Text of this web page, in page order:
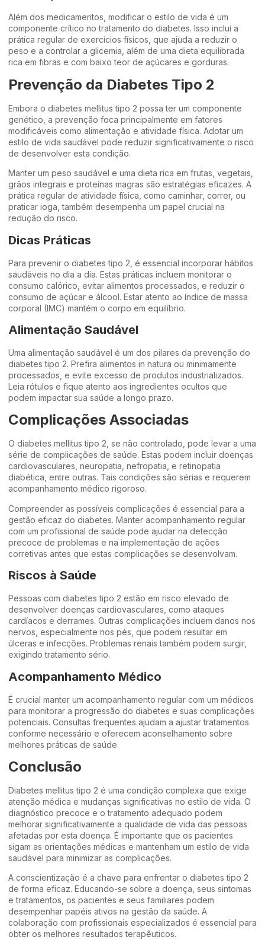
Além dos medicamentos, modificar o estilo de vida é um
componente crítico no tratamento do diabetes. Isso inclui a
prática regular de exercícios físicos, que ajuda a reduzir o
peso e a controlar a glicemia, além de uma dieta equilibrada
rica em fibras e com baixo teor de açúcares e gorduras.
Prevenção da Diabetes Tipo 2
Embora o diabetes mellitus tipo 2 possa ter um componente
genético, a prevenção foca principalmente em fatores
modificáveis como alimentação e atividade física. Adotar um
estilo de vida saudável pode reduzir significativamente o risco
de desenvolver esta condição.
Manter um peso saudável e uma dieta rica em frutas, vegetais,
grãos integrais e proteínas magras são estratégias eficazes. A
prática regular de atividade física, como caminhar, correr, ou
praticar ioga, também desempenha um papel crucial na
redução do risco.
Dicas Práticas
Para prevenir o diabetes tipo 2, é essencial incorporar hábitos
saudáveis no dia a dia. Estas práticas incluem monitorar o
consumo calórico, evitar alimentos processados, e reduzir o
consumo de açúcar e álcool. Estar atento ao índice de massa
corporal (IMC) mantém o corpo em equilíbrio.
Alimentação Saudável
Uma alimentação saudável é um dos pilares da prevenção do
diabetes tipo 2. Prefira alimentos in natura ou minimamente
processados, e evite excesso de produtos industrializados.
Leia rótulos e fique atento aos ingredientes ocultos que
podem impactar sua saúde a longo prazo.
Complicações Associadas
O diabetes mellitus tipo 2, se não controlado, pode levar a uma
série de complicações de saúde. Estas podem incluir doenças
cardiovasculares, neuropatia, nefropatia, e retinopatia
diabética, entre outras. Tais condições são sérias e requerem
acompanhamento médico rigoroso.
Compreender as possíveis complicações é essencial para a
gestão eficaz do diabetes. Manter acompanhamento regular
com um profissional de saúde pode ajudar na detecção
precoce de problemas e na implementação de ações
corretivas antes que estas complicações se desenvolvam.
Riscos à Saúde
Pessoas com diabetes tipo 2 estão em risco elevado de
desenvolver doenças cardiovasculares, como ataques
cardíacos e derrames. Outras complicações incluem danos nos
nervos, especialmente nos pés, que podem resultar em
úlceras e infecções. Problemas renais também podem surgir,
exigindo tratamento sério.
Acompanhamento Médico
É crucial manter um acompanhamento regular com um médicos
para monitorar a progressão do diabetes e suas complicações
potenciais. Consultas frequentes ajudam a ajustar tratamentos
conforme necessário e oferecem aconselhamento sobre
melhores práticas de saúde.
Conclusão
Diabetes mellitus tipo 2 é uma condição complexa que exige
atenção médica e mudanças significativas no estilo de vida. O
diagnóstico precoce e o tratamento adequado podem
melhorar significativamente a qualidade de vida das pessoas
afetadas por esta doença. É importante que os pacientes
sigam as orientações médicas e mantenham um estilo de vida
saudável para minimizar as complicações.
A conscientização é a chave para enfrentar o diabetes tipo 2
de forma eficaz. Educando-se sobre a doença, seus sintomas
e tratamentos, os pacientes e seus familiares podem
desempenhar papéis ativos na gestão da saúde. A
colaboração com profissionais especializados é essencial para
obter os melhores resultados terapêuticos.